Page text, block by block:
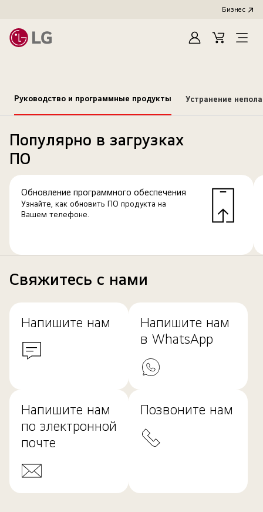
Бизнес
Cart
Open
Руководство и программные продукты Устранение
Популярно в загрузках
ПО
Обновление программного обеспечения
Узнайте, как обновить ПО продукта на
Вашем телефоне.
Свяжитесь с нами
Напишите нам
Напишите нам
в WhatsApp
Напишите нам
по электронной
почте
Позвоните нам